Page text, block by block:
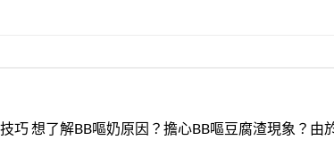
巧 想了解BB嘔奶原因？擔心BB嘔豆腐渣現象？由